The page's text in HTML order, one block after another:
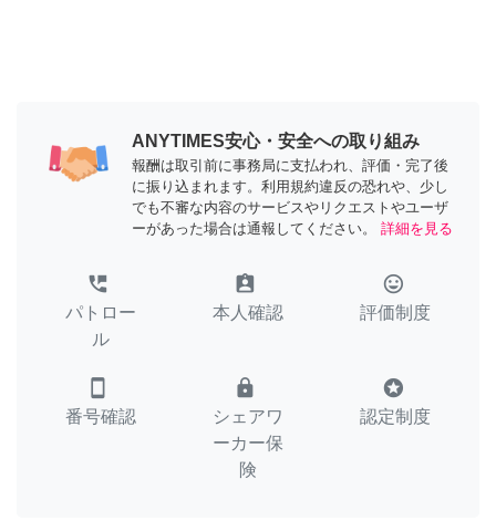
ANYTIMES安心・安全への取り組み
報酬は取引前に事務局に支払われ、評価・完了後
に振り込まれます。利用規約違反の恐れや、少し
でも不審な内容のサービスやリクエストやユーザ
ーがあった場合は通報してください。
詳細を見る
perm_phone_msg
パトロー
ル
assignment_ind
本人確認
tag_faces
評価制度
smartphone
番号確認
lock
シェアワ
ーカー保
険
stars
認定制度